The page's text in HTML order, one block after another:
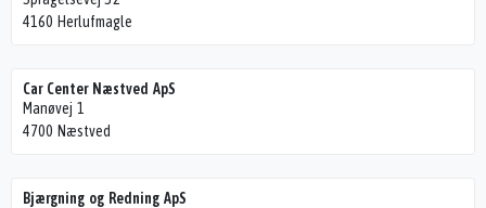
4160 Herlufmagle
Car Center Næstved ApS
Manøvej 1
4700 Næstved
Bjærgning og Redning ApS